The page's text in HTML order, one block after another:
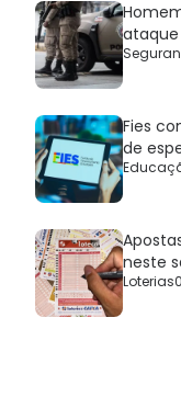
Fies
de
neste
Loterias